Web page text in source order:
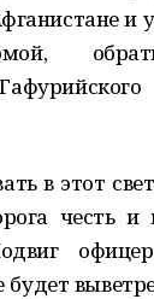
и
в этот
честь и